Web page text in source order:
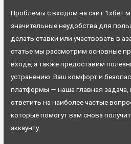
Проблемы с входом на сайт 1хбет
значительные неудобства для
делать ставки или участвовать в
статье мы рассмотрим основные
входе, а также предоставим
устранению. Ваш комфорт и
платформы — наша главная задача,
ответить на наиболее частые
которые помогут вам снова
аккаунту.